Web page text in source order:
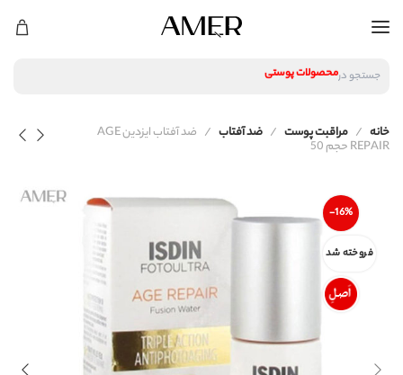
جستجو درمحصولات مراقبت مو
محصولات پوستی
محصولات مراقبت مو
خانه مراقبت پوست ضد آفتاب ضد آفتاب ایزدین AGE
REPAIR حجم 50
-16%
فروخته شد